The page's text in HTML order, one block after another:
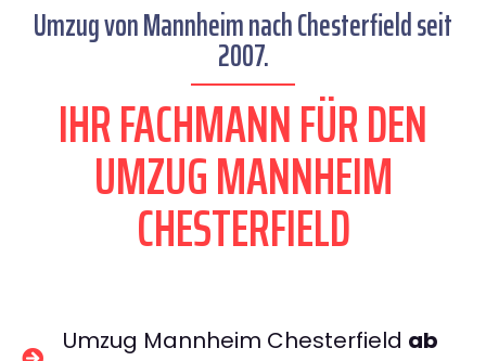
Umzug von Mannheim nach Chesterfield seit
2007.
IHR FACHMANN FÜR DEN
UMZUG MANNHEIM
CHESTERFIELD
Umzug Mannheim Chesterfield ab